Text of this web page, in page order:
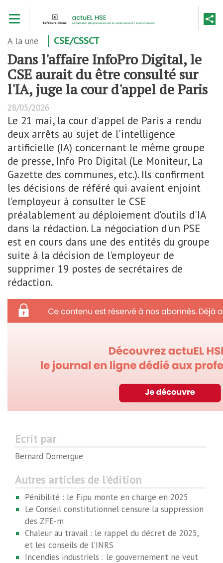
contenu
A la une CSE/CSSCT
Dans l'affaire InfoPro Digital, le
CSE aurait du être consulté sur
l'IA, juge la cour d'appel de Paris
28/05/2026
Le 21 mai, la cour d'appel de Paris a rendu
deux arrêts au sujet de l'intelligence
artificielle (IA) concernant le même groupe
de presse, Info Pro Digital (Le Moniteur, La
Gazette des communes, etc.). Ils confirment
les décisions de référé qui avaient enjoint
l'employeur à consulter le CSE
préalablement au déploiement d'outils d'IA
dans la rédaction. La négociation d'un PSE
est en cours dans une des entités du groupe
suite à la décision de l'employeur de
supprimer 19 postes de secrétaires de
rédaction.
Ecrit par
Bernard Domergue
Autres articles de l'édition
Pénibilité : le Fipu monte en charge en 2025
Le Conseil constitutionnel censure la suppression
des ZFE-m
Chaleur au travail : le rappel du décret de 2025,
et les conseils de l'INRS
Incendies industriels : le gouvernement ne veut